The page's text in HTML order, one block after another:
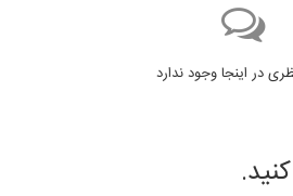
در اینجا وجود ندارد